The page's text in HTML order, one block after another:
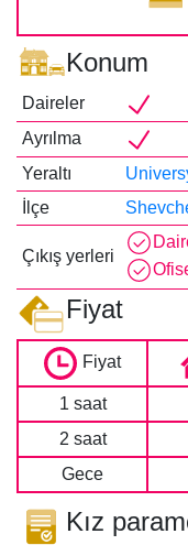
Konum
Daireler
Ayrılma
Yeraltı
İlçe
Çıkış yerleri
Fiyat
Fiyat
1 saat
2 saat
Gece
Kız